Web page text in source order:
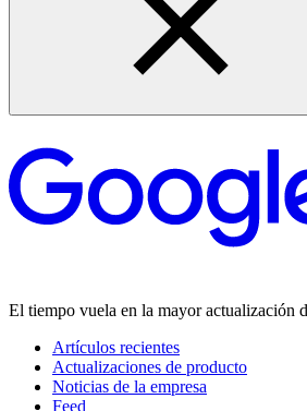
El tiempo vuela en la mayor actualización
Artículos recientes
Actualizaciones de producto
Noticias de la empresa
Feed